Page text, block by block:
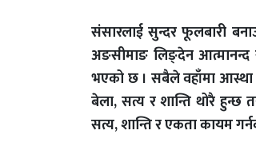
संसारलाई सुन्दर फूलबारी
अङसीमाङ लिङ्देन
भएको छ । सबैले वहाँमा आस्था र
बेला, सत्य र शान्ति थोरै
सत्य, शान्ति र एकता कायम